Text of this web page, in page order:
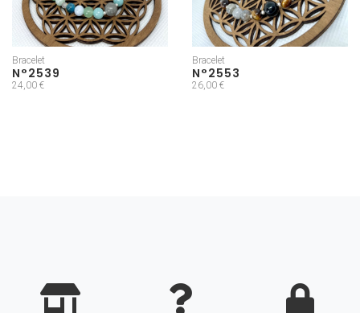
Bracelet
N°2539
24,00 €
Bracelet
N°2553
26,00 €